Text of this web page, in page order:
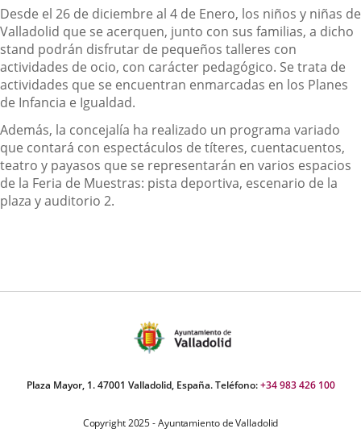
Desde el 26 de diciembre al 4 de Enero, los niños y niñas de
Valladolid que se acerquen, junto con sus familias, a dicho
stand podrán disfrutar de pequeños talleres con
actividades de ocio, con carácter pedagógico. Se trata de
actividades que se encuentran enmarcadas en los Planes
de Infancia e Igualdad.
Además, la concejalía ha realizado un programa variado
que contará con espectáculos de títeres, cuentacuentos,
teatro y payasos que se representarán en varios espacios
de la Feria de Muestras: pista deportiva, escenario de la
plaza y auditorio 2.
Plaza Mayor, 1. 47001 Valladolid, España. Teléfono:+34 983 426 100
Copyright 2025 - Ayuntamiento de Valladolid